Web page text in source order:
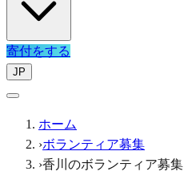
寄付をする
JP
ホーム
›ボランティア募集
›香川のボランティア募集